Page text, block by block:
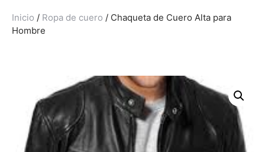
Inicio / Ropa de cuero / Chaqueta de Cuero Alta para
Hombre